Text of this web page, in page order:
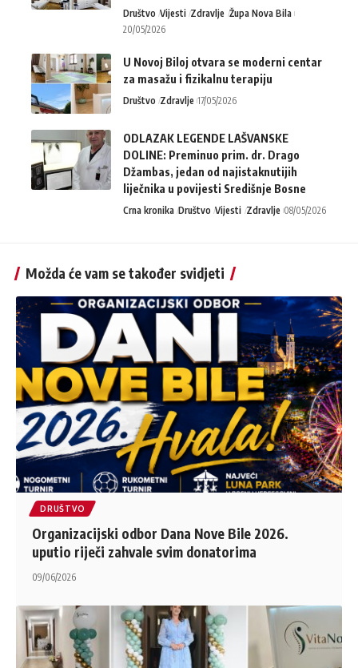
Društvo Vijesti Zdravlje Župa Nova Bila
20/05/2026
U Novoj Biloj otvara se moderni centar
za masažu i fizikalnu terapiju
Društvo Zdravlje 17/05/2026
ODLAZAK LEGENDE LAŠVANSKE
DOLINE: Preminuo prim. dr. Drago
Džambas, jedan od najistaknutijih
liječnika u povijesti Središnje Bosne
Crna kronika Društvo Vijesti Zdravlje 08/05/2026
Možda će vam se također svidjeti
DRUŠTVO
Organizacijski odbor Dana Nove Bile 2026.
uputio riječi zahvale svim donatorima
09/06/2026